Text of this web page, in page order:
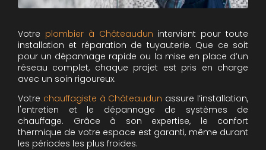
Votre plombier à Châteaudun intervient pour toute
installation et réparation de tuyauterie. Que ce soit
pour un dépannage rapide ou la mise en place d’un
réseau complet, chaque projet est pris en charge
avec un soin rigoureux.
Votre chauffagiste à Châteaudun assure l’installation,
l'entretien et le dépannage de systèmes de
chauffage. Grâce à son expertise, le confort
thermique de votre espace est garanti, même durant
les périodes les plus froides.